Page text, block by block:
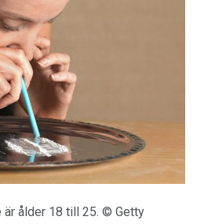
är ålder 18 till 25. © Getty